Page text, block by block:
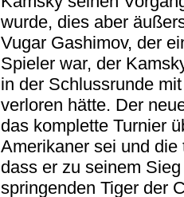
wurde, dies aber
Vugar Gashimov, der
Spieler war, der
in der Schlussrunde
verloren hätte. Der
das komplette Turnier
Amerikaner sei und
dass er zu seinem
springenden Tiger der